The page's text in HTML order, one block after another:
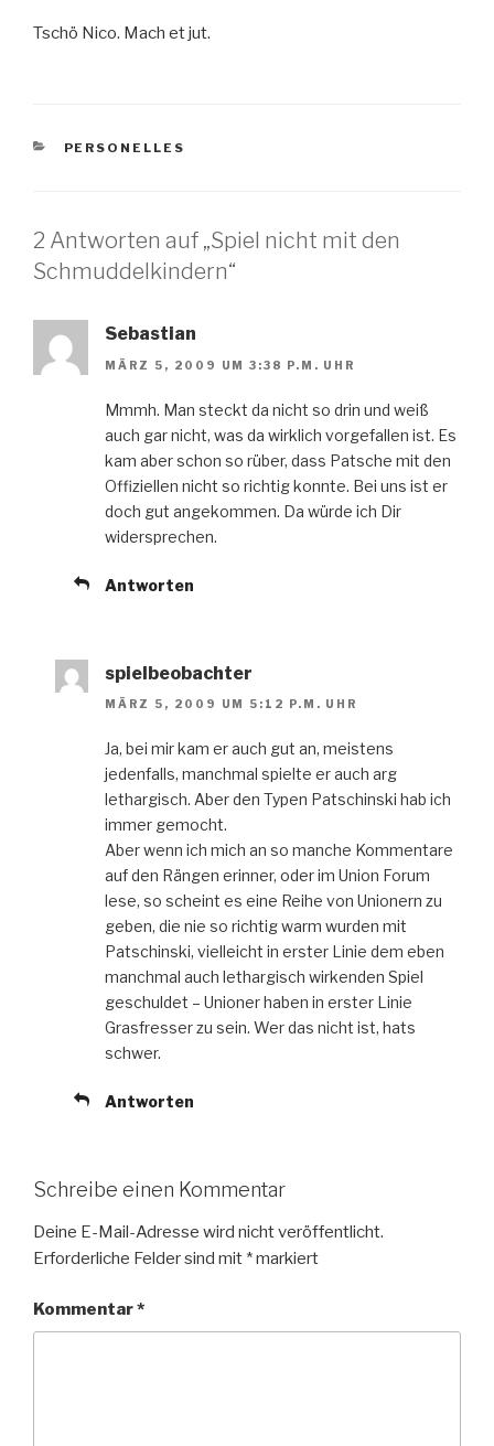
Tschö Nico. Mach et jut.
KATEGORIEN
PERSONELLES
2 Antworten auf „Spiel nicht mit den
Schmuddelkindern“
Sebastian
MÄRZ 5, 2009 UM 3:38 P.M. UHR
Mmmh. Man steckt da nicht so drin und weiß
auch gar nicht, was da wirklich vorgefallen ist. Es
kam aber schon so rüber, dass Patsche mit den
Offiziellen nicht so richtig konnte. Bei uns ist er
doch gut angekommen. Da würde ich Dir
widersprechen.
Antworten
spielbeobachter
MÄRZ 5, 2009 UM 5:12 P.M. UHR
Ja, bei mir kam er auch gut an, meistens
jedenfalls, manchmal spielte er auch arg
lethargisch. Aber den Typen Patschinski hab ich
immer gemocht.
Aber wenn ich mich an so manche Kommentare
auf den Rängen erinner, oder im Union Forum
lese, so scheint es eine Reihe von Unionern zu
geben, die nie so richtig warm wurden mit
Patschinski, vielleicht in erster Linie dem eben
manchmal auch lethargisch wirkenden Spiel
geschuldet – Unioner haben in erster Linie
Grasfresser zu sein. Wer das nicht ist, hats
schwer.
Antworten
Schreibe einen Kommentar
Deine E-Mail-Adresse wird nicht veröffentlicht.
Erforderliche Felder sind mit *markiert
Kommentar*